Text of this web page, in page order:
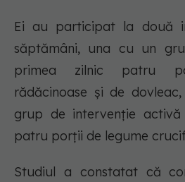
Ei au participat la două
săptămâni, una cu un
primea zilnic patru
rădăcinoase și de
grup de intervenție
patru porții de legume
Studiul a constatat că